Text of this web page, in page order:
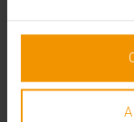
PRESSE
Prof. Karl
07.08.2017